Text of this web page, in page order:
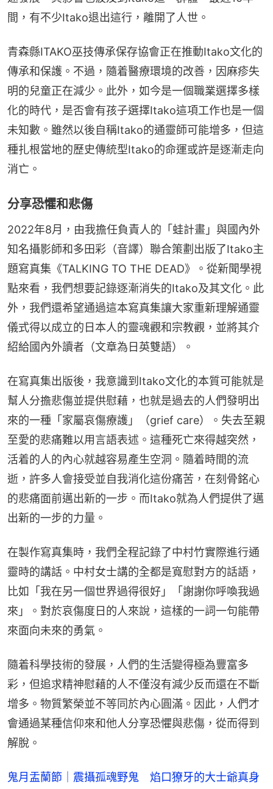
間，有不少Itako退出這行，離開了人世。
青森縣ITAKO巫技傳承保存協會正在推動Itako文化的
傳承和保護。不過，隨着醫療環境的改善，因麻疹失
明的兒童正在減少。此外，如今是一個職業選擇多樣
化的時代，是否會有孩子選擇Itako這項工作也是一個
未知數。雖然以後自稱Itako的通靈師可能增多，但這
種扎根當地的歷史傳統型Itako的命運或許是逐漸走向
消亡。
分享恐懼和悲傷
2022年8月，由我擔任負責人的「蛙計畫」與國內外
知名攝影師和多田彩（音譯）聯合策劃出版了Itako主
題寫真集《TALKING TO THE DEAD》。從新聞學視
點來看，我們想要記錄逐漸消失的Itako及其文化。此
外，我們還希望通過這本寫真集讓大家重新理解通靈
儀式得以成立的日本人的靈魂觀和宗教觀，並將其介
紹給國內外讀者（文章為日英雙語）。
在寫真集出版後，我意識到Itako文化的本質可能就是
幫人分擔悲傷並提供慰藉，也就是過去的人們發明出
來的一種「家屬哀傷療護」（grief care）。失去至親
至愛的悲痛難以用言語表述。這種死亡來得越突然，
活着的人的內心就越容易產生空洞。隨着時間的流
逝，許多人會接受並自我消化這份痛苦，在刻骨銘心
的悲痛面前邁出新的一步。而Itako就為人們提供了邁
出新的一步的力量。
在製作寫真集時，我們全程記錄了中村竹實際進行通
靈時的講話。中村女士講的全都是寬慰對方的話語，
比如「我在另一個世界過得很好」「謝謝你呼喚我過
來」。對於哀傷度日的人來說，這樣的一詞一句能帶
來面向未來的勇氣。
隨着科學技術的發展，人們的生活變得極為豐富多
彩，但追求精神慰藉的人不僅沒有減少反而還在不斷
增多。物質繁榮並不等同於內心圓滿。因此，人們才
會通過某種信仰來和他人分享恐懼與悲傷，從而得到
解脫。
鬼月盂蘭節｜震攝孤魂野鬼 焰口獠牙的大士爺真身